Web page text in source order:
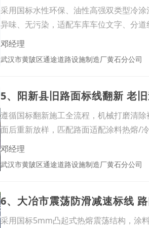
采用国标水性环保、油性高强双类型冷
异味、无污染，适配车库车位文字、分
修补
邓经理
武汉市黄陂区通途道路设施制造厂黄石分公司
5、阳新县旧路面标线翻新 老
遵循国标翻新施工全流程，机械打磨清
面后重新放样，匹配路面适配涂料热熔/
反光
邓经理
武汉市黄陂区通途道路设施制造厂黄石分公司
6、大冶市震荡防滑减速标线
采用国标5mm凸起式热熔震荡结构，涂